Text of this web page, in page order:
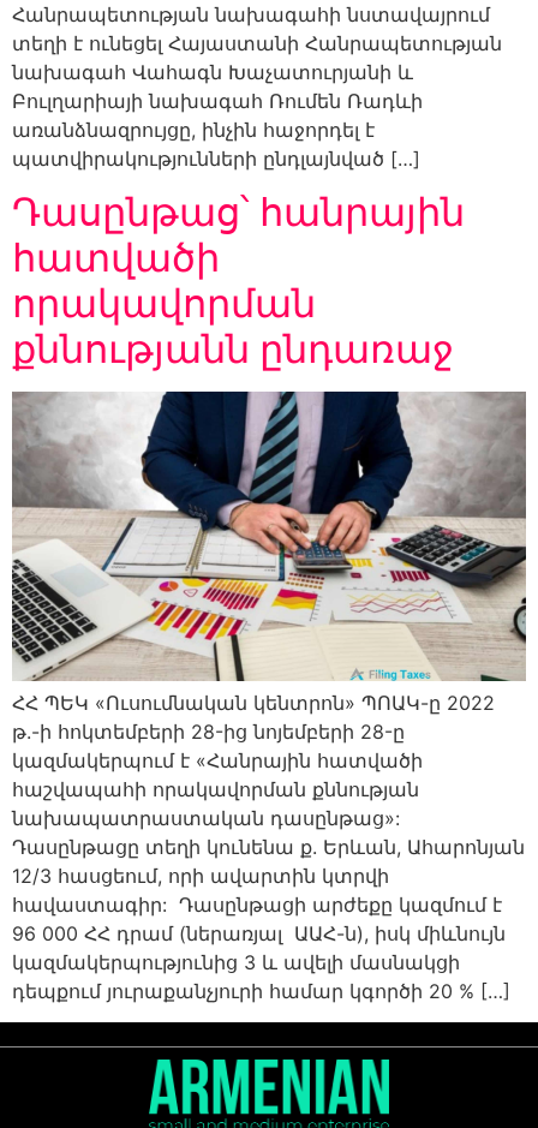
Հանրապետության նախագահի նստավայրում
տեղի է ունեցել Հայաստանի Հանրապետության
նախագահ Վահագն Խաչատուրյանի և
Բուլղարիայի նախագահ Ռումեն Ռադևի
առանձնազրույցը, ինչին հաջորդել է
պատվիրակությունների ընդլայնված […]
Դասընթաց՝ հանրային
հատվածի
որակավորման
քննությանն ընդառաջ
ՀՀ ՊԵԿ «Ուսումնական կենտրոն» ՊՈԱԿ-ը 2022
թ.-ի հոկտեմբերի 28-ից նոյեմբերի 28-ը
կազմակերպում է «Հանրային հատվածի
հաշվապահի որակավորման քննության
նախապատրաստական դասընթաց»:
Դասընթացը տեղի կունենա ք. Երևան, Ահարոնյան
12/3 հասցեում, որի ավարտին կտրվի
հավաստագիր: Դասընթացի արժեքը կազմում է
96 000 ՀՀ դրամ (ներառյալ ԱԱՀ-ն), իսկ միևնույն
կազմակերպությունից 3 և ավելի մասնակցի
դեպքում յուրաքանչյուրի համար կգործի 20 % […]